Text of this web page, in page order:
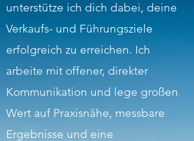
unterstütze ich dich dabei, deine
Verkaufs- und Führungsziele
erfolgreich zu erreichen. Ich
arbeite mit offener, direkter
Kommunikation und lege großen
Wert auf Praxisnähe, messbare
Ergebnisse und eine